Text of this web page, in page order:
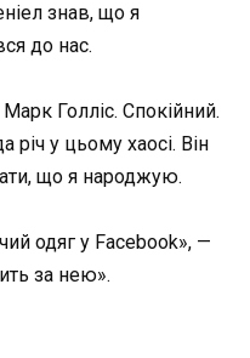
знав, що я
до нас.
Голліс. Спокійний.
у цьому хаосі. Він
що я народжую.
одяг у Facebook», —
за нею».